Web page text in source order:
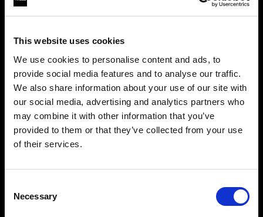
This website uses cookies
We use cookies to personalise content and ads, to
provide social media features and to analyse our traffic.
We also share information about your use of our site with
our social media, advertising and analytics partners who
may combine it with other information that you’ve
provided to them or that they’ve collected from your use
of their services.
Selection
Necessary
地域を変更しますか？
無限の創造性の世界へ
テムは、映画制作者のために50種類以上のモディ
ファイアーを提供しています。ソフトボックス、
ソフトズームリフレクター、ビューティーディッ